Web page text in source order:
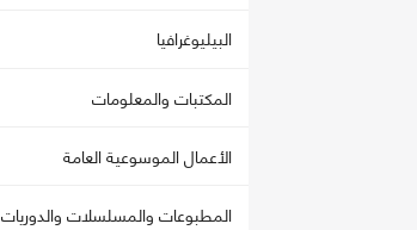
البيليوغرافيا
المكتبات والمعلومات
الأعمال الموسوعية العامة
المطبوعات والمسلسلات والدوريات